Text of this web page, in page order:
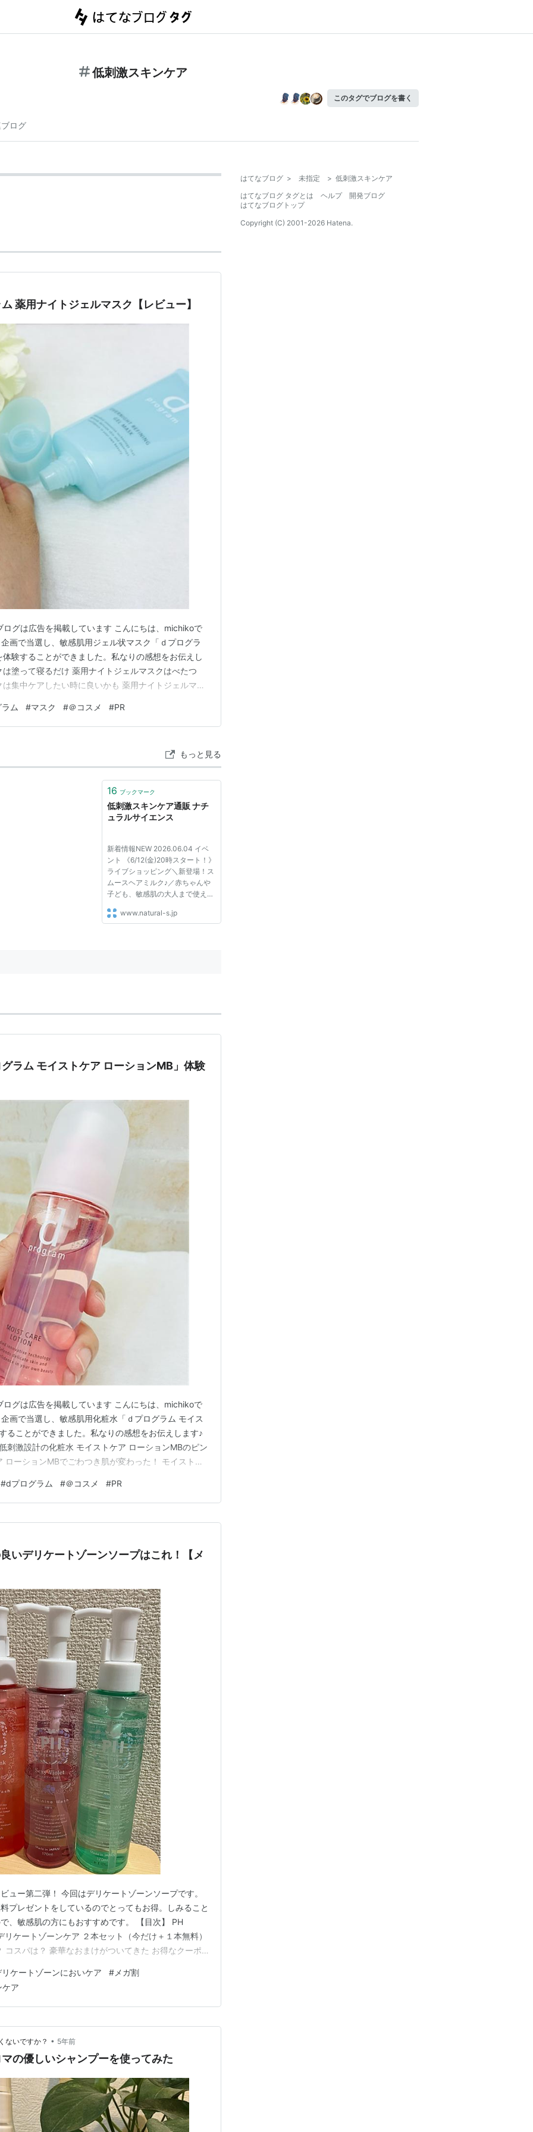
低刺激スキンケア
このタグでブログを書く
ログ
薬用ナイトジェルマスク【レビュー】
グは広告を掲載しています こんにちは、michikoで
画で当選し、敏感肌用ジェル状マスク「ｄプログラ
験することができました。私なりの感想をお伝えし
塗って寝るだけ 薬用ナイトジェルマスクはべたつ
集中ケアしたい時に良いかも 薬用ナイトジェルマス
薬用ナイトジェルマスク」は、うるおって毛穴の目
く…
ム #マスク #＠コスメ #PR
もっと見る
16 ブックマーク
低刺激スキンケア通販 ナチ
ュラルサイエンス
新着情報NEW 2026.06.04 イベ
ント 《6/12(金)20時スタート！》
ライブショッピング＼新登場！ス
ムースヘアミルク♪／赤ちゃんや
子ども、敏感肌の大人まで使える
ブ限定でご紹介♪ 2026.06.03 お
www.natural-s.jp
ラム モイストケア ローションMB」体験
グは広告を掲載しています こんにちは、michikoで
画で当選し、敏感肌用化粧水「ｄプログラム モイス
ることができました。私なりの感想をお伝えします♪
刺激設計の化粧水 モイストケア ローションMBのピン
ーションMBでごわつき肌が変わった！ モイストケ
ションMB まとめ モイストケア ローションMBは低
#dプログラム #＠コスメ #PR
いデリケートゾーンソープはこれ！【メ
ュー第二弾！ 今回はデリケートゾーンソープです。
プレゼントをしているのでとってもお得。しみること
、敏感肌の方にもおすすめです。 【目次】 PH
ケートゾーンケア ２本セット（今だけ＋１本無料）
コスパは？ 豪華なおまけがついてきた お得なクーポ
１本無料） リニューアル記念で１本無料だったの
リケートゾーンにおいケア # メガ割
ケア
ないですか？ • 5年前
の優しいシャンプーを使ってみた
はてなブログ > 未指定 > 低刺激スキンケア
はてなブログ タグとは
ヘルプ
開発ブログ
はてなブログトップ
Copyright (C) 2001-2026 Hatena.